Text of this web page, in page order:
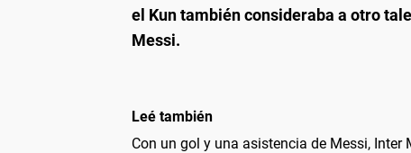
el Kun también consideraba a otro
Messi.
Leé también
Con un gol y una asistencia de Messi, Inter